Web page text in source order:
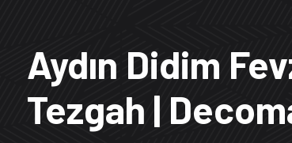
Aydın Didim
Tezgah |